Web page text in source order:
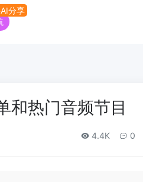
和热门音频节目
4.4K 0